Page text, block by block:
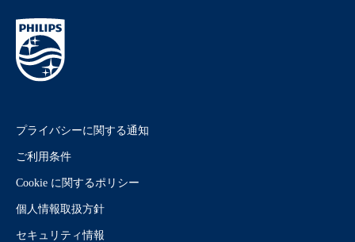
プライバシーに関する通知
ご利用条件
Cookie に関するポリシー
個人情報取扱方針
セキュリティ情報